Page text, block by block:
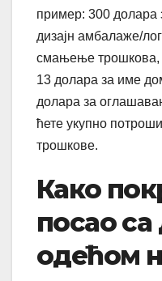
пример: 300 долара
дизајн амбалаже/
смањење трошкова,
13 долара за име
долара за
ћете укупно
трошкове.
Како
посао са
одећом